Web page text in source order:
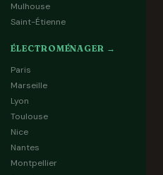
Mulhouse
Saint-Étienne
ÉLECTROMÉNAGER →
Paris
Marseille
Lyon
Toulouse
Nice
Nantes
Montpellier